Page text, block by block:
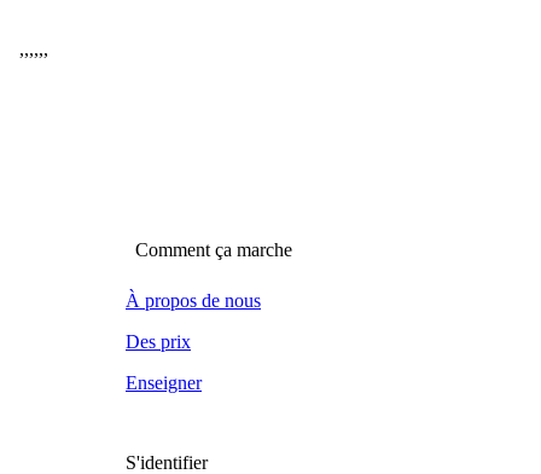
,,,,,,
Comment ça marche
À propos de nous
Des prix
Enseigner
S'identifier